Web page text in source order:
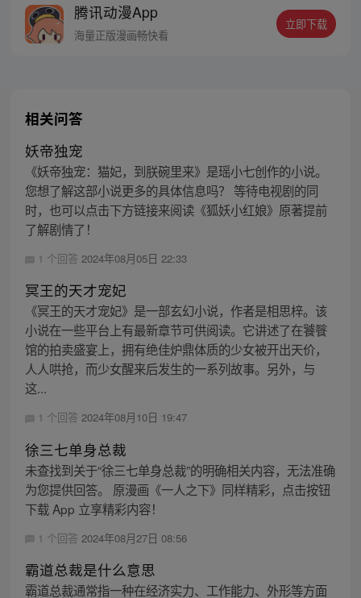
先生，你有完没完？” 男人扬唇，笑得深沉
魅惑，“二胎没生，当然没完。”
腾讯动漫App
海量正版漫画畅快看
立即下载
相关问答
妖帝独宠
《妖帝独宠：猫妃，到朕碗里来》是瑶小七创作的小说。
您想了解这部小说更多的具体信息吗？ 等待电视剧的同
时，也可以点击下方链接来阅读《狐妖小红娘》原著提前
了解剧情了！
1 个回答 2024年08月05日 22:33
冥王的天才宠妃
《冥王的天才宠妃》是一部玄幻小说，作者是相思梓。该
小说在一些平台上有最新章节可供阅读。它讲述了在饕餮
馆的拍卖盛宴上，拥有绝佳炉鼎体质的少女被开出天价，
人人哄抢，而少女醒来后发生的一系列故事。另外，与
这...
1 个回答 2024年08月10日 19:47
徐三七单身总裁
未查找到关于“徐三七单身总裁”的明确相关内容，无法准确
为您提供回答。 原漫画《一人之下》同样精彩，点击按钮
下载 App 立享精彩内容！
1 个回答 2024年08月27日 08:56
霸道总裁是什么意思
霸道总裁通常指一种在经济实力、工作能力、外形等方面